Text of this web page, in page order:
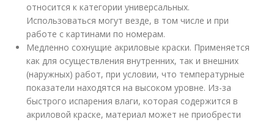
относится к категории универсальных.
Использоваться могут везде, в том числе и при
работе с картинами по номерам.
Медленно сохнущие акриловые краски. Применяется
как для осуществления внутренних, так и внешних
(наружных) работ, при условии, что температурные
показатели находятся на высоком уровне. Из-за
быстрого испарения влаги, которая содержится в
акриловой краске, материал может не приобрести